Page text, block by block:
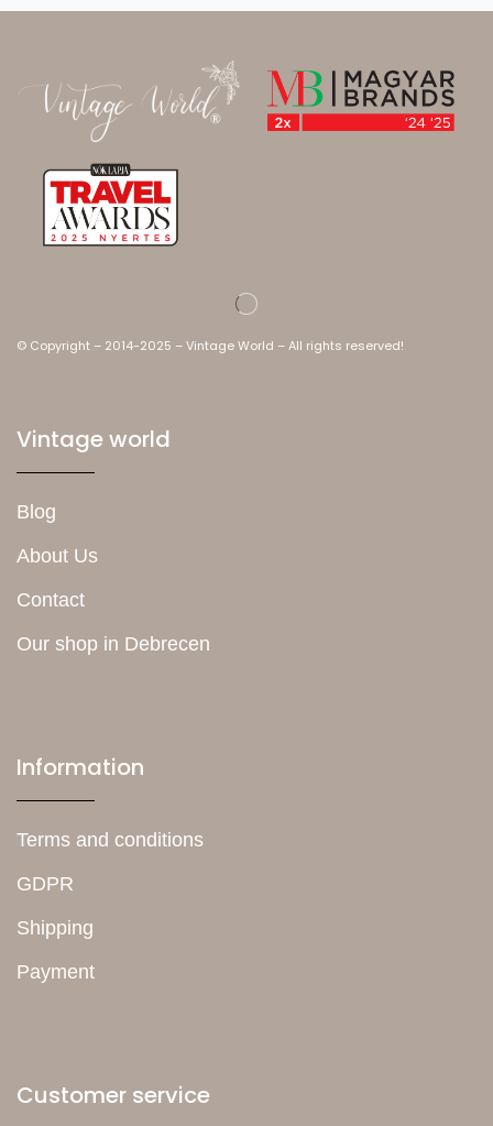
© Copyright – 2014-2025 – Vintage World – All rights reserved!
Vintage world
Blog
About Us
Contact
Our shop in Debrecen
Information
Terms and conditions
GDPR
Shipping
Payment
Customer service